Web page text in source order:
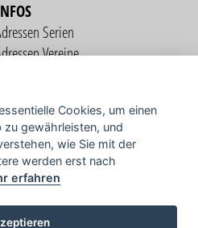
Serien
Vereine
TV
Cookies, um einen
gewährleisten, und
wie Sie mit der
werden erst nach
erfahren